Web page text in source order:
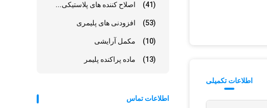
اصلاح کننده های پلاستیکی... (41)
افزودنی های پلیمری (53)
مکمل آرایشی (10)
ماده پراکنده پلیمر (13)
اطلاعات تماس
اطلاعات تکمیلی